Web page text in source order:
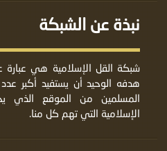
نبذة عن الشبكة
شبكة القل الإسلامية هي
هدفه الوحيد أن يستفيد أكبر
المسلمين من الموقع الذي
الإسلامية التي تهم كل منا.